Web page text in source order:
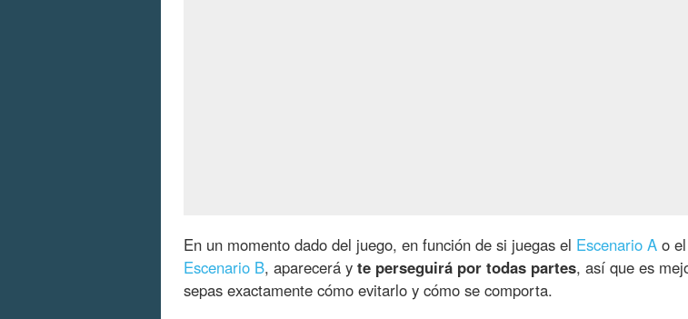
En un momento dado del juego, en función de si juegas el Escenario A o el
Escenario B, aparecerá y te perseguirá por todas partes, así que es
sepas exactamente cómo evitarlo y cómo se comporta.